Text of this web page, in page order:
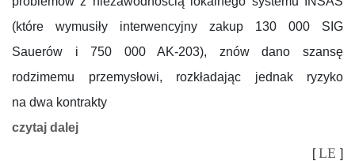
(które wymusiły interwencyjny zakup 130 000 SIG
Sauerów i 750 000 AK-203), znów dano szansę
rodzimemu przemysłowi, rozkładając jednak ryzyko
na dwa kontrakty
czytaj dalej
[LE ]